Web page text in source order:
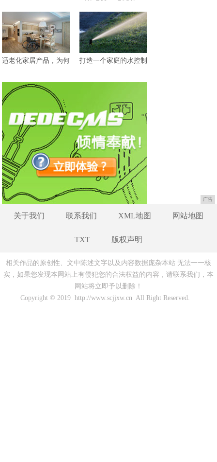
适老化家居产品，为何 打造一个家庭的水控制
广告
关于我们 联系我们 XML地图 网站地图
TXT 版权声明
相关作品的原创性、文中陈述文字以及内容数据庞杂本站 无法一一核
实，如果您发现本网站上有侵犯您的合法权益的内容，请联系我们，本
网站将立即予以删除！
Copyright © 2019 http://www.scjjxw.cn All Right Reserved.